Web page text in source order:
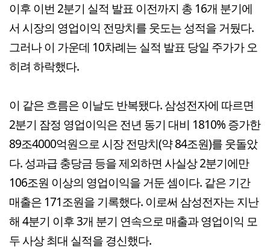
이후 이번 2분기 실적 발표 이전까지 총 16개 분기에
서 시장의 영업이익 전망치를 웃도는 성적을 거뒀다.
그러나 이 가운데 10차례는 실적 발표 당일 주가가 오
히려 하락했다.
이 같은 흐름은 이날도 반복됐다. 삼성전자에 따르면
2분기 잠정 영업이익은 전년 동기 대비 1810% 증가한
89조4000억원으로 시장 전망치(약 84조원)를 웃돌았
다. 성과급 충당금 등을 제외하면 사실상 2분기에만
106조원 이상의 영업이익을 거둔 셈이다. 같은 기간
매출은 171조원을 기록했다. 이로써 삼성전자는 지난
해 4분기 이후 3개 분기 연속으로 매출과 영업이익 모
두 사상 최대 실적을 경신했다.